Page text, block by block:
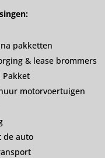
pakketten
& lease brommers
Pakket
motorvoertuigen
de auto